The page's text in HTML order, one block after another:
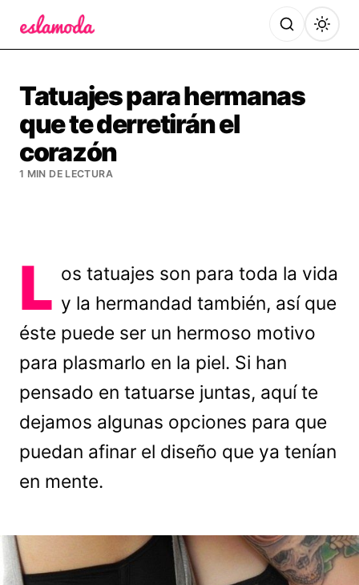
Tatuajes para hermanas
que te derretirán el
corazón
1 MIN DE LECTURA
L os tatuajes son para toda la vida
y la hermandad también, así que
éste puede ser un hermoso motivo
para plasmarlo en la piel. Si han
pensado en tatuarse juntas, aquí te
dejamos algunas opciones para que
puedan afinar el diseño que ya tenían
en mente.